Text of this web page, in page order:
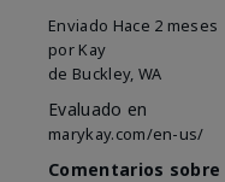
Enviado Hace 2 meses
por Kay
de Buckley, WA
Evaluado en
marykay.com/en-us/
Comentarios